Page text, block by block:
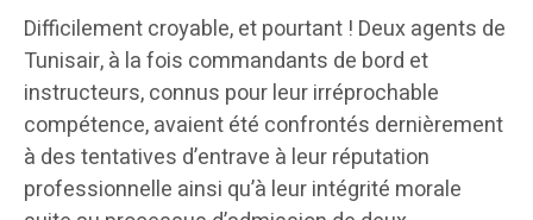
Difficilement croyable, et pourtant ! Deux agents de
Tunisair, à la fois commandants de bord et
instructeurs, connus pour leur irréprochable
compétence, avaient été confrontés dernièrement
à des tentatives d’entrave à leur réputation
professionnelle ainsi qu’à leur intégrité morale